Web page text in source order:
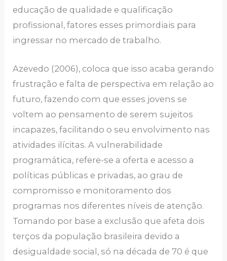
educação de qualidade e qualificação
profissional, fatores esses primordiais para
ingressar no mercado de trabalho.
Azevedo (2006), coloca que isso acaba gerando
frustração e falta de perspectiva em relação ao
futuro, fazendo com que esses jovens se
voltem ao pensamento de serem sujeitos
incapazes, facilitando o seu envolvimento nas
atividades ilícitas. A vulnerabilidade
programática, refere-se a oferta e acesso a
políticas públicas e privadas, ao grau de
compromisso e monitoramento dos
programas nos diferentes níveis de atenção.
Tomando por base a exclusão que afeta dois
terços da população brasileira devido a
desigualdade social, só na década de 70 é que